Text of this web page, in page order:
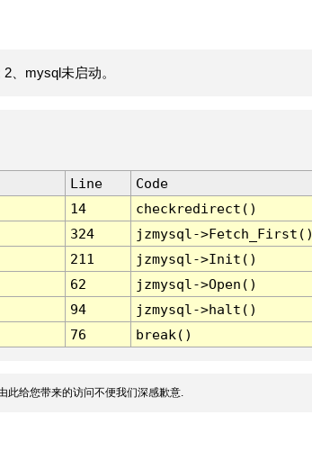
、mysql未启动。
Line
Code
14
checkredirect()
324
jzmysql-
211
jzmysql->Init()
62
jzmysql->Open()
94
jzmysql->halt()
76 break()
此给您带来的访问不便我们深感歉意.